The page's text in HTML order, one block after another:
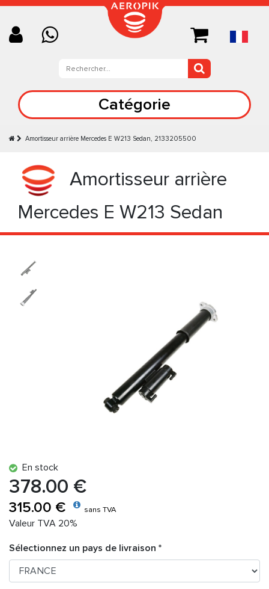
Catégorie
Amortisseur arrière Mercedes E W213 Sedan, 2133205500
Amortisseur arrière
Mercedes E W213 Sedan
En stock
378.00 €
315.00 € sans TVA
Valeur TVA 20%
Sélectionnez un pays de livraison *